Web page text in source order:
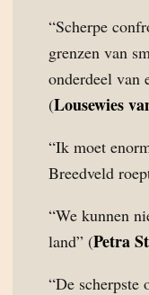
“Scherpe
grenzen van
onderdeel van
(Lousewies
“Ik moet
Breedveld
“We kunnen
land” (Petra
“De scherpste